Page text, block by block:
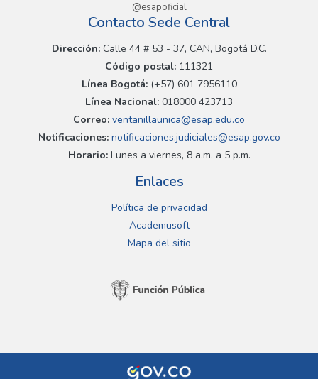
@esapoficial
Contacto Sede Central
Dirección:Calle 44 # 53 - 37, CAN, Bogotá D.C.
Código postal: 111321
Línea Bogotá:(+57) 601 7956110
Línea Nacional: 018000 423713
Correo: ventanillaunica@esap.edu.co
Notificaciones:notificaciones.judiciales@esap.gov.co
Horario:Lunes a viernes, 8 a.m. a 5 p.m.
Enlaces
Política de privacidad
Academusoft
Mapa del sitio